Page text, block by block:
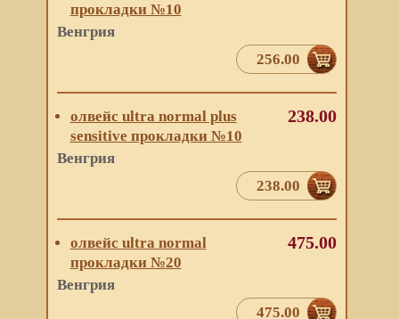
прокладки №10
Венгрия
256.00
олвейс ultra normal plus
sensitive прокладки №10
Венгрия
238.00
238.00
олвейс ultra normal
прокладки №20
Венгрия
475.00
475.00